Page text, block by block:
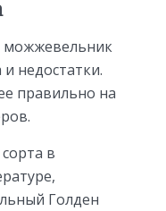
можжевельник
недостатки.
правильно на
в
Голден